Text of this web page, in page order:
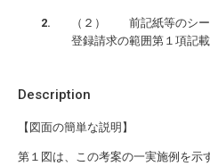
Description
【図面の簡単な説明】
第１図は、この考案の一実施例を示
（２） 前記紙等のシー
登録請求の範囲第１項記